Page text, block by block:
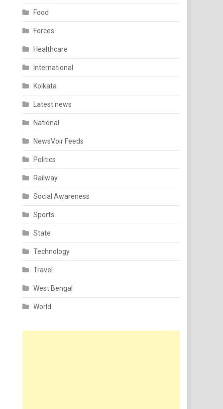
Food
Forces
Healthcare
International
Kolkata
Latest news
National
NewsVoir Feeds
Politics
Railway
Social Awareness
Sports
State
Technology
Travel
West Bengal
World